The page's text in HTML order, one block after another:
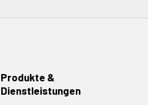
Produkte &
Dienstleistungen